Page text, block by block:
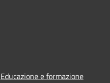
Educazione e formazione